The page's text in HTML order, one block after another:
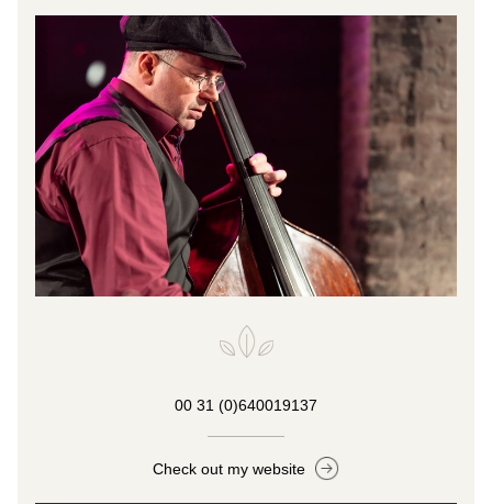
00 31 (0)640019137
Check out my website